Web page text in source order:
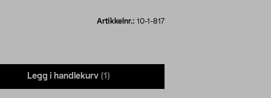
Artikkelnr.: 10-1-817
Legg i handlekurv (1)